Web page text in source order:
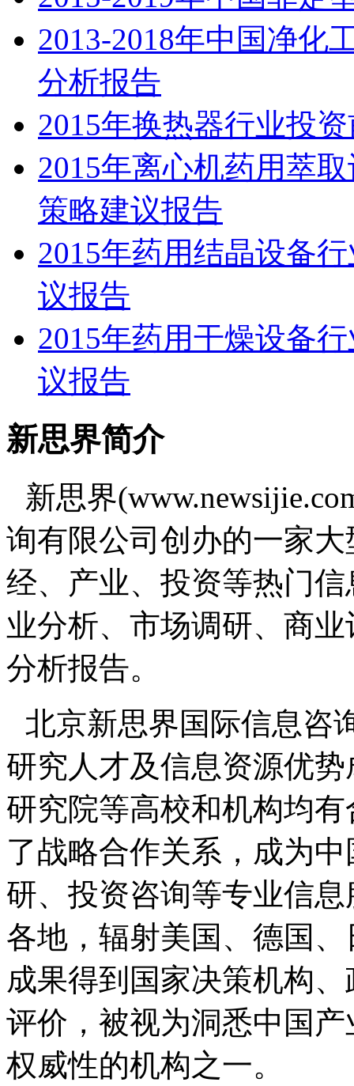
2013-2018年中国净化
分析报告
2015年换热器行业投
2015年离心机药用萃
策略建议报告
2015年药用结晶设备
议报告
2015年药用干燥设备
议报告
新思界简介
新思界
询有限公司创办的一家
经、产业、投资等热门
业分析、市场调研、商
分析报告。
北京新思界国际信息咨
研究人才及信息资源优
研究院等高校和机构均
了战略合作关系，成为
研、投资咨询等专业信
各地，辐射美国、德国
成果得到国家决策机构
评价，被视为洞悉中国
权威性的机构之一。